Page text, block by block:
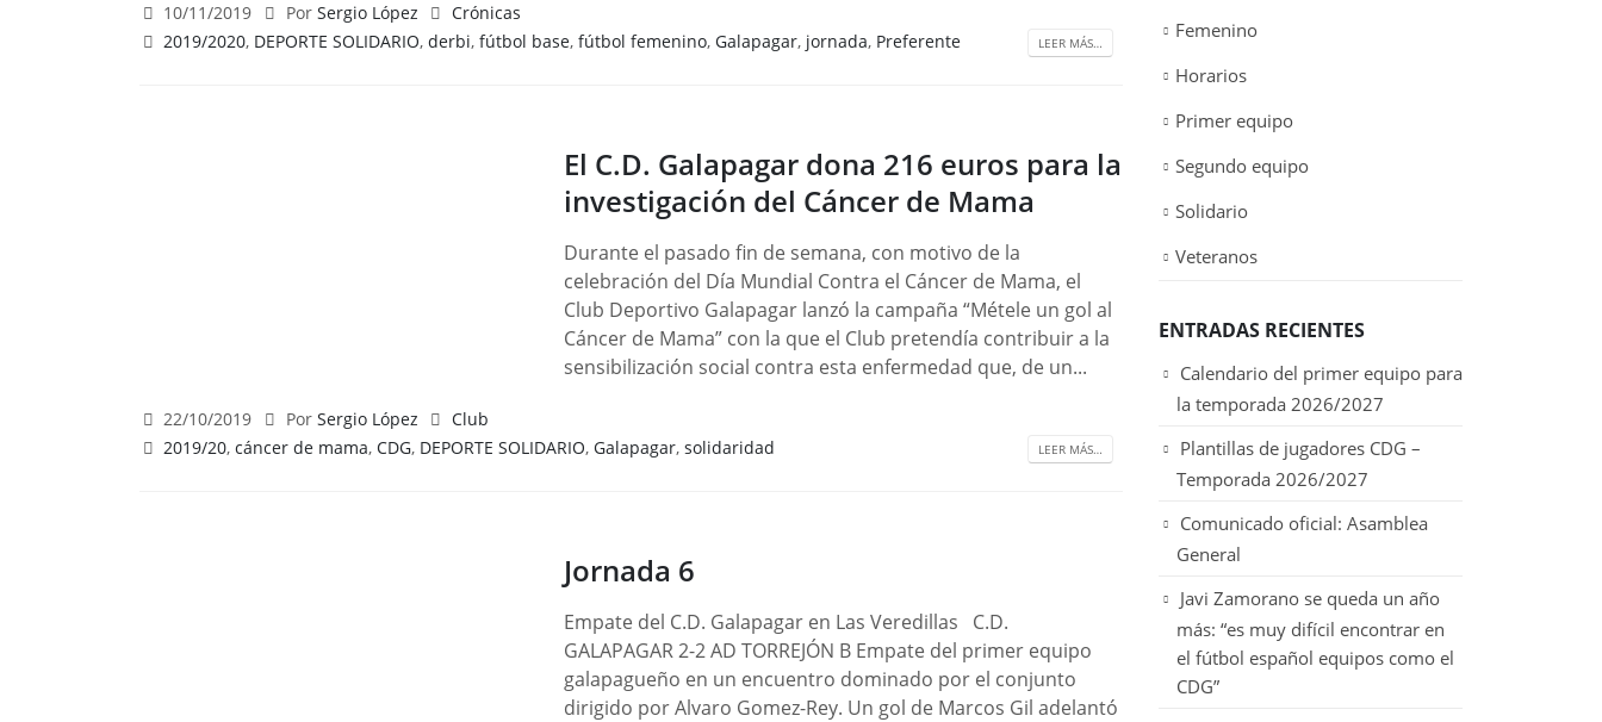
10/11/2019 Por Sergio López
Crónicas
2019/2020, DEPORTE SOLIDARIO,derbi,fútbol base,fútbol femenino,Galapagar, jornada, Preferente LEER MÁS…
El C.D. Galapagar dona 216 euros para la
investigación del Cáncer de Mama
Durante el pasado fin de semana, con motivo de la
celebración del Día Mundial Contra el Cáncer de Mama, el
Club Deportivo Galapagar lanzó la campaña “Métele un gol al
Cáncer de Mama” con la que el Club pretendía contribuir a la
sensibilización social contra esta enfermedad que, de un...
22/10/2019 Por Sergio López
Club
2019/20,cáncer de mama,CDG, DEPORTE SOLIDARIO,Galapagar,solidaridad LEER MÁS…
Jornada 6
Empate del C.D. Galapagar en Las Veredillas C.D.
GALAPAGAR 2-2 AD TORREJÓN B Empate del primer equipo
galapagueño en un encuentro dominado por el conjunto
dirigido por Alvaro Gomez-Rey. Un gol de Marcos Gil adelantó
Femenino
Horarios
Primer equipo
Segundo equipo
Solidario
Veteranos
ENTRADAS RECIENTES
Calendario del primer equipo para
la temporada 2026/2027
Plantillas de jugadores CDG –
Temporada 2026/2027
Comunicado oficial: Asamblea
General
Javi Zamorano se queda un año
más: “es muy difícil encontrar en
el fútbol español equipos como el
CDG”